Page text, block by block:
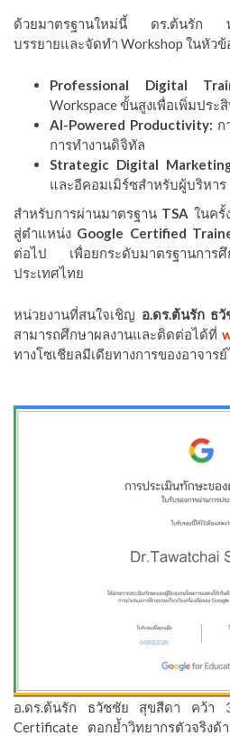
ด้วยมาตรฐานใหม่นี้ ดร.ต้นรัก พร้
บรรยายและจัดทำ Workshop ในหัวข้
Professional Digital
Workspace ขั้นสูงเพื่อเพิ่มประ
AI-Powered Productivity: ก
การทำงานดิจิทัล
Strategic Digital
และอีคอมเมิร์ซสำหรับผู้บริหาร
สำหรับการผ่านมาตรฐาน TSA ในครั้
สู่ตำแหน่ง Google Certified
ต่อไป เพื่อยกระดับมาตรฐานการศึ
ประเทศไทย
หน่วยงานที่สนใจเชิญ อ.ดร.ต้นรัก ธ
สามารถศึกษาผลงานและติดต่อได้ที่
ทางโซเชียลมีเดียทางการของอาจา
อ.ดร.ต้นรัก ธวัชชัย สุขสีดา คว้า
Certificate ตอกย้ำวิทยากรตัวจริง